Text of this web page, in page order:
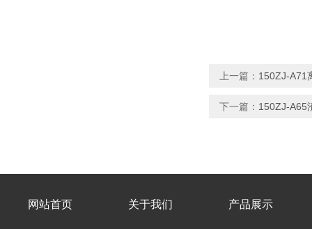
上一篇： 150ZJ-A71
下一篇： 150ZJ-A65
网站首页 关于我们 产品展示